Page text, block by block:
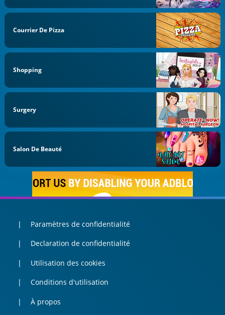
Courrier De Pizza
Shopping
Surgery
Salon De Beauté
Paramètres de confidentialité
Declaration de confidentialité
Utilisation des cookies
Conditions d'utilisation
À propos